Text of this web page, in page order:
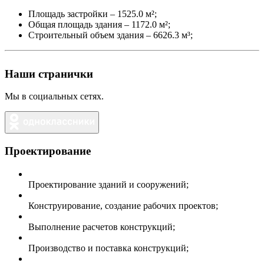
Площадь застройки – 1525.0 м²;
Общая площадь здания – 1172.0 м²;
Строительный объем здания – 6626.3 м³;
Наши странички
Мы в социальных сетях.
Проектирование
Проектирование зданий и сооружений;
Конструирование, создание рабочих проектов;
Выполнение расчетов конструкций;
Производство и поставка конструкций;